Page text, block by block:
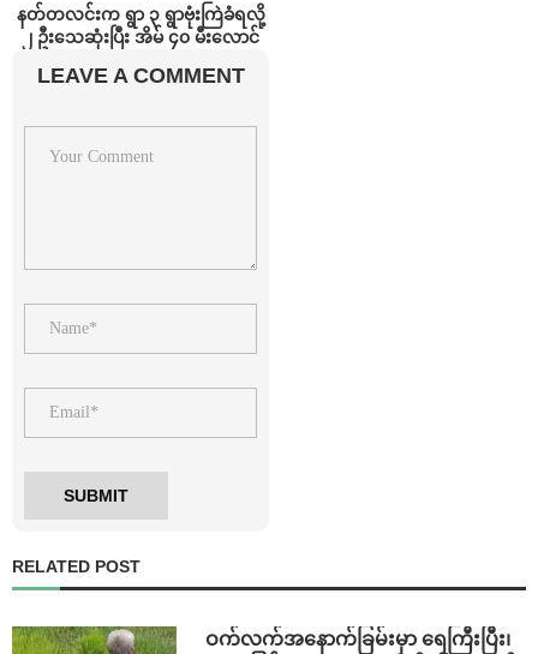
နတ်တလင်းက ရွာ ၃ ရွာဗုံးကြဲခံရလို့
၂ ဦးသေဆုံးပြီး အိမ် ၄၀ မီးလောင်
LEAVE A COMMENT
RELATED POST
⁩ ⁨ဝက်လက်အနောက်ခြမ်းမှာ ရေကြီးပြီး၊